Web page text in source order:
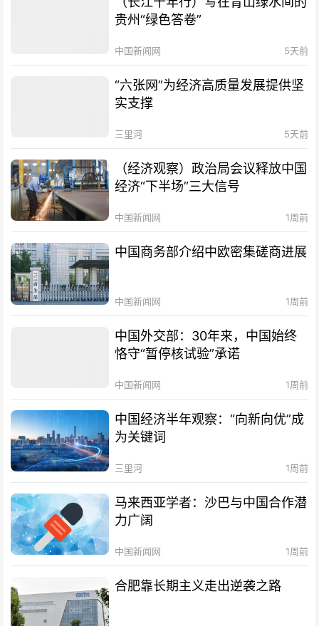
贵州“绿色答卷”
中国新闻网 5天前
“六张网”为经济高质量发展提供坚
实支撑
三里河 5天前
（经济观察）政治局会议释放中国
经济“下半场”三大信号
中国新闻网 1周前
中国商务部介绍中欧密集磋商进展
中国新闻网 1周前
中国外交部：30年来，中国始终
恪守“暂停核试验”承诺
中国新闻网 1周前
中国经济半年观察：“向新向优”成
为关键词
三里河 1周前
马来西亚学者：沙巴与中国合作潜
力广阔
中国新闻网 1周前
合肥靠长期主义走出逆袭之路